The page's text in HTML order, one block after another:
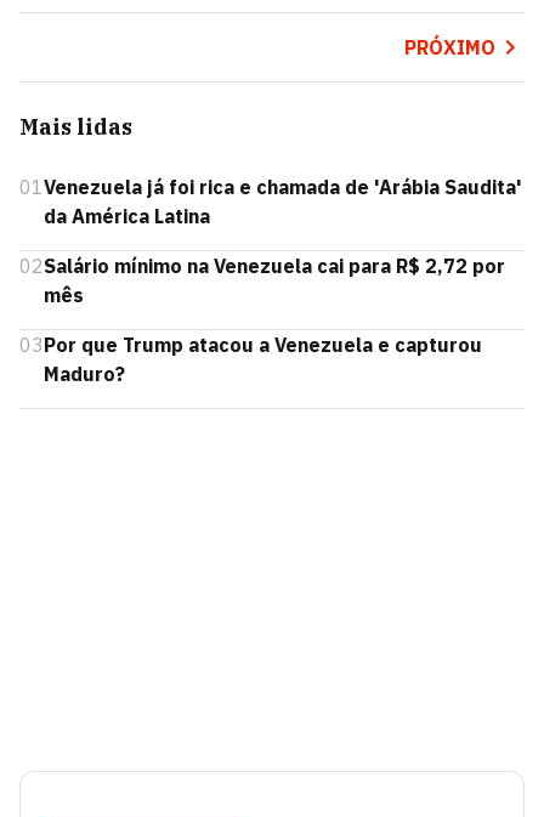
PRÓXIMO
Mais lidas
01Venezuela já foi rica e chamada de 'Arábia Saudita'
da América Latina
02Salário mínimo na Venezuela cai para R$ 2,72 por
mês
03Por que Trump atacou a Venezuela e capturou
Maduro?